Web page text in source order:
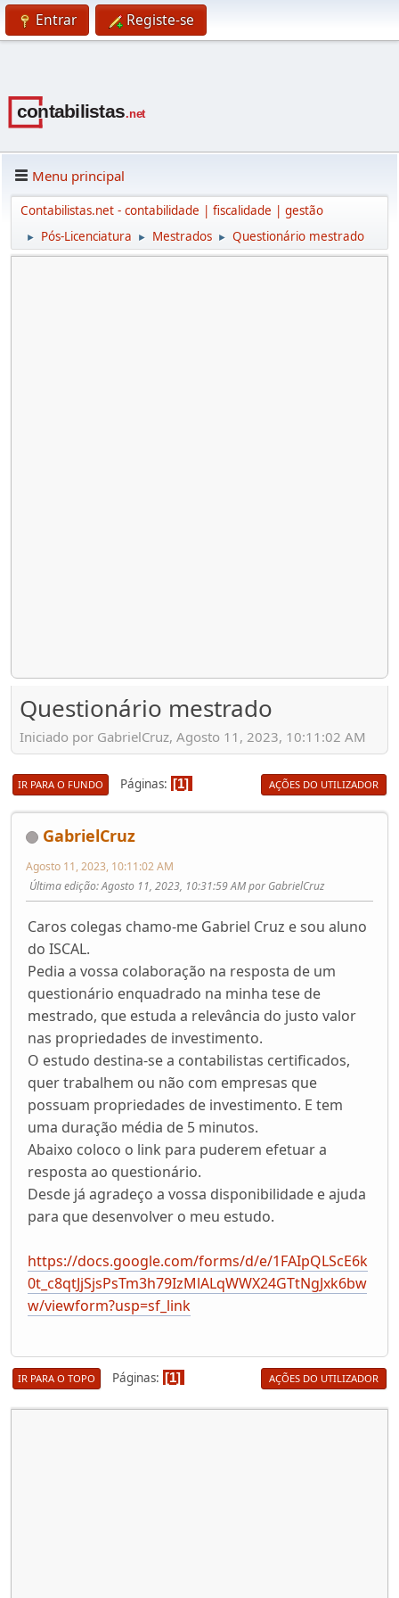
Entrar Registe-se
Menu principal
Contabilistas.net - contabilidade | fiscalidade | gestão
► Pós-Licenciatura ► Mestrados ► Questionário mestrado
Questionário mestrado
Iniciado por GabrielCruz, Agosto 11, 2023, 10:11:02 AM
IR PARA O FUNDO Páginas 1 AÇÕES DO UTILIZADOR
GabrielCruz
Agosto 11, 2023, 10:11:02 AM
Última edição: Agosto 11, 2023, 10:31:59 AM por GabrielCruz
Caros colegas chamo-me Gabriel Cruz e sou aluno
do ISCAL.
Pedia a vossa colaboração na resposta de um
questionário enquadrado na minha tese de
mestrado, que estuda a relevância do justo valor
nas propriedades de investimento.
O estudo destina-se a contabilistas certificados,
quer trabalhem ou não com empresas que
possuam propriedades de investimento. E tem
uma duração média de 5 minutos.
Abaixo coloco o link para puderem efetuar a
resposta ao questionário.
Desde já agradeço a vossa disponibilidade e ajuda
para que desenvolver o meu estudo.
https://docs.google.com/forms/d/e/1FAIpQLScE6k
0t_c8qtJjSjsPsTm3h79IzMlALqWWX24GTtNgJxk6bw
w/viewform?usp=sf_link
IR PARA O TOPO Páginas 1 AÇÕES DO UTILIZADOR